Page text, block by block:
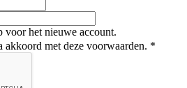
voor het nieuwe account.
akkoord met deze voorwaarden. *